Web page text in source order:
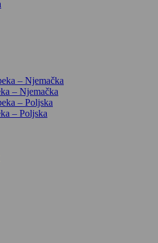
– Njemačka
– Njemačka
– Poljska
– Poljska